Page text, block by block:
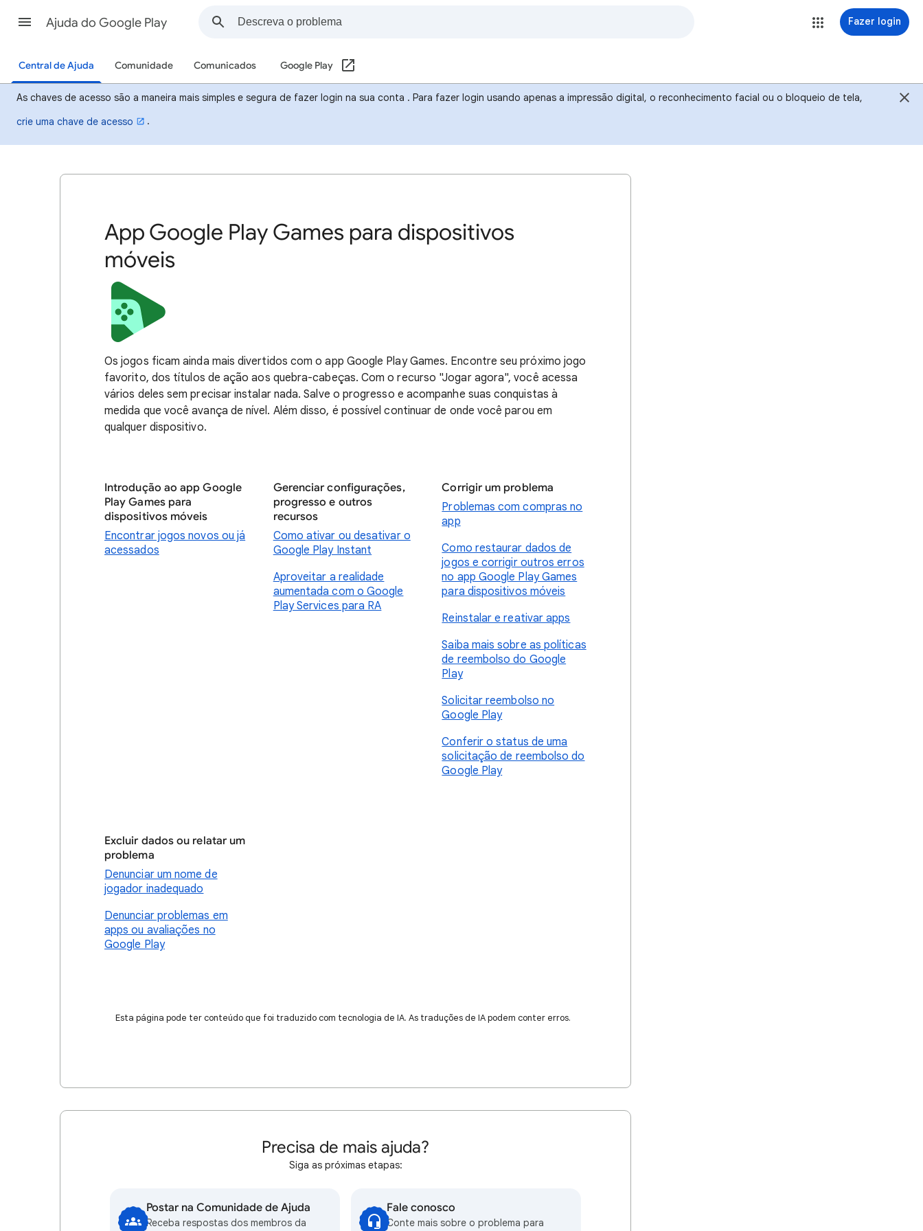
Ajuda do Google Play Fazer login
Central de Ajuda Comunidade Comunicados Google Play
As chaves de acesso são a maneira mais simples e segura de fazer login na sua conta . Para fazer login usando apenas a impressão digital, o reconhecimento facial ou o bloqueio de tela,
crie uma chave de acesso
.
App Google Play Games para dispositivos
móveis
Os jogos ficam ainda mais divertidos com o app Google Play Games. Encontre seu próximo jogo
favorito, dos títulos de ação aos quebra-cabeças. Com o recurso "Jogar agora", você acessa
vários deles sem precisar instalar nada. Salve o progresso e acompanhe suas conquistas à
medida que você avança de nível. Além disso, é possível continuar de onde você parou em
qualquer dispositivo.
Introdução ao app Google
Play Games para
dispositivos móveis
Encontrar jogos novos ou já
acessados
Gerenciar configurações,
progresso e outros
recursos
Como ativar ou desativar o
Google Play Instant
Aproveitar a realidade
aumentada com o Google
Play Services para RA
Corrigir um problema
Problemas com compras no
app
Como restaurar dados de
jogos e corrigir outros erros
no app Google Play Games
para dispositivos móveis
Reinstalar e reativar apps
Saiba mais sobre as políticas
de reembolso do Google
Play
Solicitar reembolso no
Google Play
Conferir o status de uma
solicitação de reembolso do
Google Play
Excluir dados ou relatar um
problema
Denunciar um nome de
jogador inadequado
Denunciar problemas em
apps ou avaliações no
Google Play
Esta página pode ter conteúdo que foi traduzido com tecnologia de IA. As traduções de IA podem conter erros.
Precisa de mais ajuda?
Siga as próximas etapas:
Postar na Comunidade de Ajuda
Receba respostas dos membros da
Fale conosco
Conte mais sobre o problema para